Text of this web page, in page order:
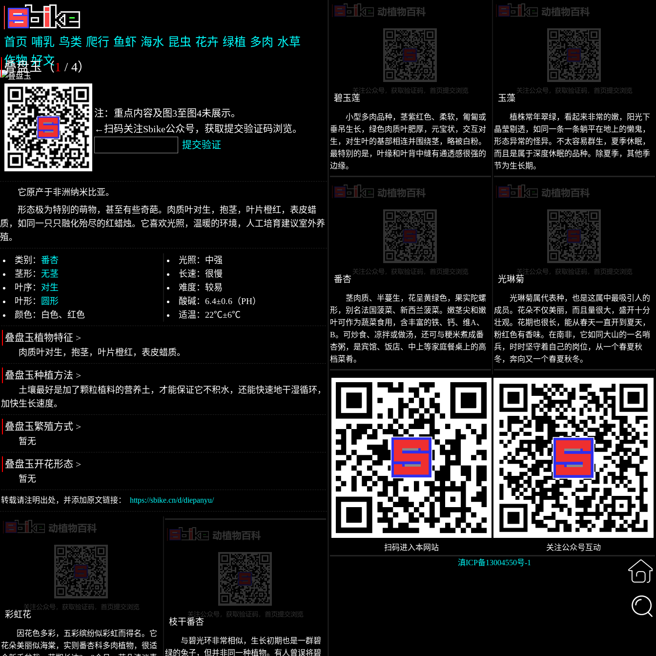
首页 哺乳 鸟类 爬行 鱼虾 海水 昆虫 花卉 绿植 多肉 水草
作物 好文
叠盘玉（1 / 4）
注：重点内容及图3至图4未展示。
←扫码关注Sbike公众号，获取提交验证码浏览。
提交验证
它原产于非洲纳米比亚。
形态极为特别的萌物，甚至有些奇葩。肉质叶对生，抱茎，叶片橙红，表皮蜡
质，如同一只只融化殆尽的红蜡烛。它喜欢光照，温暖的环境，人工培育建议室外养
殖。
类别： 番杏
茎形： 无茎
叶序： 对生
叶形：
圆形
颜色：白色、红色
光照：中强
长速：很慢
难度：较易
酸碱：6.4±0.6（PH）
适温：22℃±6℃
叠盘玉植物特征 >
肉质叶对生，抱茎，叶片橙红，表皮蜡质。
叠盘玉种植方法 >
土壤最好是加了颗粒植料的营养土，才能保证它不积水，还能快速地干湿循环，
加快生长速度。
叠盘玉繁殖方式 >
暂无
叠盘玉开花形态 >
暂无
转载请注明出处，并添加原文链接： https://sbike.cn/d/diepanyu/
彩虹花
因花色多彩，五彩缤纷似彩虹而得名。它
花朵美丽似海棠，实则番杏科多肉植物，很适
枝干番杏
与碧光环非常相似，生长初期也是一群碧
绿的兔子，但并非同一种植物。有人曾误将碧
碧玉莲
小型多肉品种，茎紫红色、柔软，匍匐或
垂吊生长，绿色肉质叶肥厚，元宝状，交互对
生，对生叶的基部相连并围绕茎，略被白粉。
最特别的是，叶缘和叶背中缝有通透感很强的
边缘。
番杏
茎肉质、半蔓生，花呈黄绿色，果实陀螺
形，别名法国菠菜、新西兰菠菜。嫩茎尖和嫩
叶可作为蔬菜食用，含丰富的铁、钙、维A、
B。可炒食、凉拌或做汤，还可与粳米煮成番
杏粥，是宾馆、饭店、中上等家庭餐桌上的高
档菜肴。
玉藻
植株常年翠绿，看起来非常的嫩，阳光下
晶莹剔透，如同一条一条躺平在地上的懒鬼，
形态异常的怪异。不太容易群生，夏季休眠，
而且是属于深度休眠的品种。除夏季，其他季
节为生长期。
光琳菊
光琳菊属代表种，也是这属中最吸引人的
成员。花朵不仅美丽，而且量很大，盛开十分
壮观。花期也很长，能从春天一直开到夏天，
粉红色有香味。在南非，它如同大山的一名哨
兵，时时坚守着自己的岗位，从一个春夏秋
冬，奔向又一个春夏秋冬。
扫码进入本网站
关注公众号互动
滇ICP备13004550号-1